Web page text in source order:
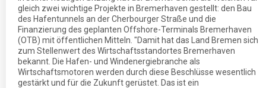
gleich zwei wichtige Projekte in Bremerhaven gestellt: den Bau
des Hafentunnels an der Cherbourger Straße und die
Finanzierung des geplanten Offshore-Terminals Bremerhaven
(OTB) mit öffentlichen Mitteln. "Damit hat das Land Bremen sich
zum Stellenwert des Wirtschaftsstandortes Bremerhaven
bekannt. Die Hafen- und Windenergiebranche als
Wirtschaftsmotoren werden durch diese Beschlüsse wesentlich
gestärkt und für die Zukunft gerüstet. Das ist ein